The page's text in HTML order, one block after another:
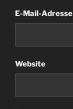
E-Mail-Adresse
Website